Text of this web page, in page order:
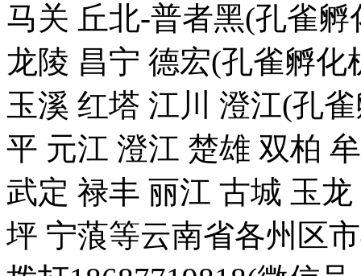
马关 丘北-普者黑(孔雀
龙陵 昌宁 德宏(孔雀孵
玉溪 红塔 江川 澄江(孔
平 元江 澄江 楚雄 双柏
武定 禄丰 丽江 古城 玉
坪 宁蒗等云南省各州区